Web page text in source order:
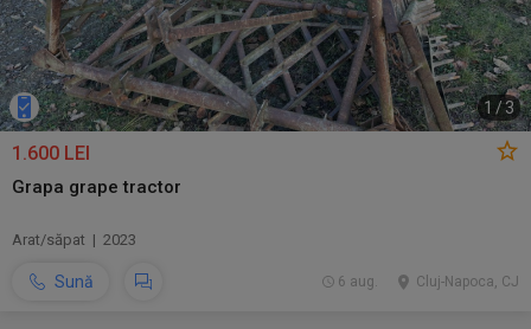
1 /3
1.600 LEI
Grapa grape tractor
Arat/săpat | 2023
Sună Cluj-Napoca, CJ
6 aug.